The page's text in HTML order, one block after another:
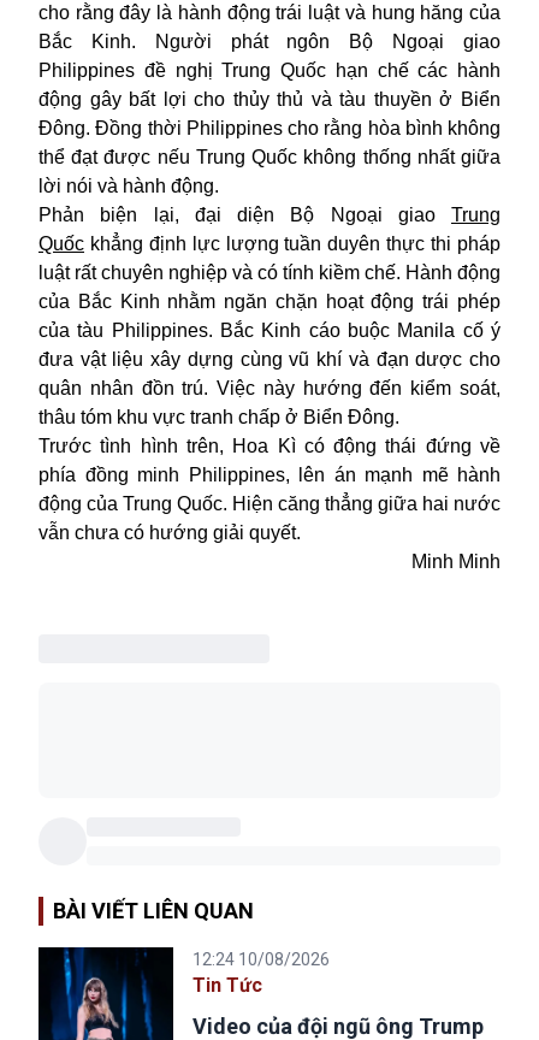
cho rằng đây là hành động trái luật và hung hăng của
Bắc Kinh. Người phát ngôn Bộ Ngoại giao
Philippines đề nghị Trung Quốc hạn chế các hành
động gây bất lợi cho thủy thủ và tàu thuyền ở Biển
Đông. Đồng thời Philippines cho rằng hòa bình không
thể đạt được nếu Trung Quốc không thống nhất giữa
lời nói và hành động.
Phản biện lại, đại diện Bộ Ngoại giao Trung
Quốc khẳng định lực lượng tuần duyên thực thi pháp
luật rất chuyên nghiệp và có tính kiềm chế. Hành động
của Bắc Kinh nhằm ngăn chặn hoạt động trái phép
của tàu Philippines. Bắc Kinh cáo buộc Manila cố ý
đưa vật liệu xây dựng cùng vũ khí và đạn dược cho
quân nhân đồn trú. Việc này hướng đến kiểm soát,
thâu tóm khu vực tranh chấp ở Biển Đông.
Trước tình hình trên, Hoa Kì có động thái đứng về
phía đồng minh Philippines, lên án mạnh mẽ hành
động của Trung Quốc. Hiện căng thẳng giữa hai nước
vẫn chưa có hướng giải quyết.
Minh Minh
BÀI VIẾT LIÊN QUAN
12:24 10/08/2026
Tin Tức
Video của đội ngũ ông Trump